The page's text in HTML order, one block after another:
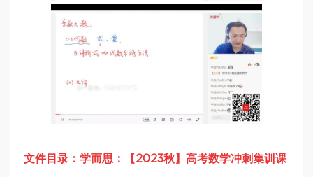
文件目录：学而思：【2023秋】高考数学冲刺集训课